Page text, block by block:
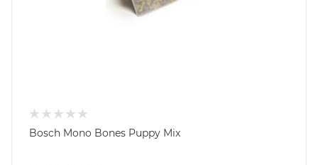
Bosch Mono Bones Puppy Mix